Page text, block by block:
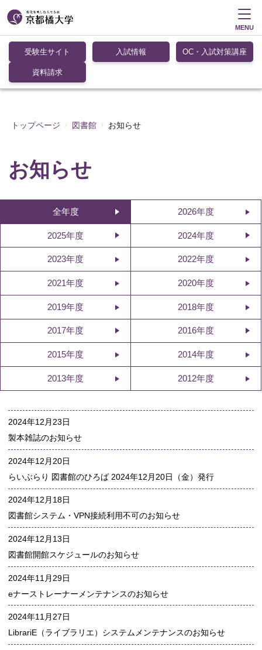
MENU
受験生サイト 入試情報 OC・入試対策講座
資料請求
トップページ 図書館 お知らせ
お知らせ
全年度 2026年度
2025年度 2024年度
2023年度 2022年度
2021年度 2020年度
2019年度 2018年度
2017年度 2016年度
2015年度 2014年度
2013年度 2012年度
2024年12月23日
製本雑誌のお知らせ
2024年12月20日
らいぶらり 図書館のひろば 2024年12月20日（金）発行
2024年12月18日
図書館システム・VPN接続利用不可のお知らせ
2024年12月13日
図書館開館スケジュールのお知らせ
2024年11月29日
eナーストレーナーメンテナンスのお知らせ
2024年11月27日
LibrariE（ライブラリエ）システムメンテナンスのお知らせ